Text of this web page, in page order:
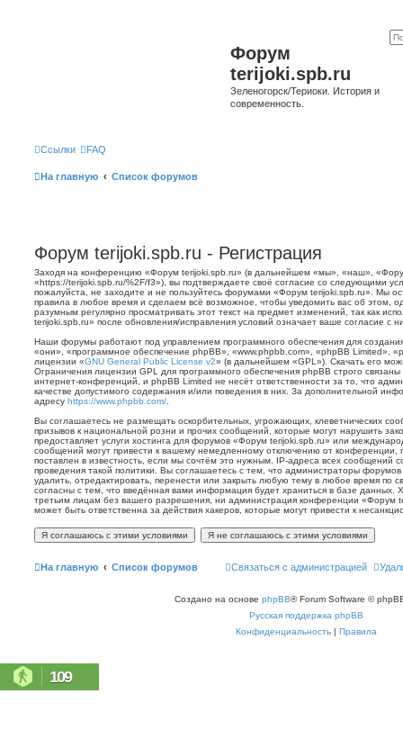
Форум
terijoki.spb.ru
Зеленогорск/Териоки. История и
современность.
Ссылки FAQ
На главную Список форумов
Форум terijoki.spb.ru - Регистрация
Заходя на конференцию «Форум terijoki.spb.ru» (в дальнейшем «мы», «наш»,
«https://terijoki.spb.ru/%2F/f3»), вы подтверждаете своё согласие со следующими
пожалуйста, не заходите и не пользуйтесь форумами «Форум terijoki.spb.ru». Мы
правила в любое время и сделаем всё возможное, чтобы уведомить вас об этом,
разумным регулярно просматривать этот текст на предмет изменений, так как
terijoki.spb.ru» после обновления/исправления условий означает ваше согласие с
Наши форумы работают под управлением программного обеспечения для
«они», «программное обеспечение phpBB», «www.phpbb.com», «phpBB Limited»,
лицензии «GNU General Public License v2» (в дальнейшем «GPL»). Скачать его
Ограничения лицензии GPL для программного обеспечения phpBB строго
интернет-конференций, и phpBB Limited не несёт ответственности за то, что
качестве допустимого содержания и/или поведения в них. За дополнительной
адресу https://www.phpbb.com/
Вы соглашаетесь не размещать оскорбительных, угрожающих, клеветнических
призывов к национальной розни и прочих сообщений, которые могут нарушить
предоставляет услуги хостинга для форумов «Форум terijoki.spb.ru» или
сообщений могут привести к вашему немедленному отключению от конференции,
поставлен в известность, если мы сочтём это нужным. IP-адреса всех сообщений
проведения такой политики. Вы соглашаетесь с тем, что администраторы
удалить, отредактировать, перенести или закрыть любую тему в любое время по
согласны с тем, что введённая вами информация будет храниться в базе данных.
третьим лицам без вашего разрешения, ни администрация конференции «Форум
может быть ответственна за действия хакеров, которые могут привести к
На главную Список форумов Связаться с администрацией
Создано на основе phpBB® Forum Software ©
Русская поддержка phpBB
Конфиденциальность | Правила
109